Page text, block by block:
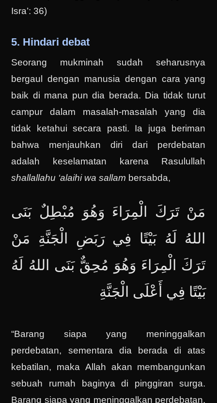
Isra’: 36)
5. Hindari debat
Seorang mukminah sudah seharusnya
bergaul dengan manusia dengan cara yang
baik di mana pun dia berada. Dia tidak turut
campur dalam masalah-masalah yang dia
tidak ketahui secara pasti. Ia juga beriman
bahwa menjauhkan diri dari perdebatan
adalah keselamatan karena Rasulullah
shallallahu ‘alaihi wa sallam bersabda,
مَنْ تَرَكَ الْمِرَاءَ وَهُوَ مُبْطِلٌ بَنَى
اللهُ لَهُ بَيْتًا فِي رَبَضِ الْجَنَّةِ مَنْ
تَرَكَ الْمِرَاءَ وَهُوَ مُحِقٌّ بَنَى اللهُ لَهُ
بَيْتًا فِي أَعْلَى الْجَنَّةِ
“Barang siapa yang meninggalkan
perdebatan, sementara dia berada di atas
kebatilan, maka Allah akan membangunkan
sebuah rumah baginya di pinggiran surga.
Barang siapa yang meninggalkan perdebatan,